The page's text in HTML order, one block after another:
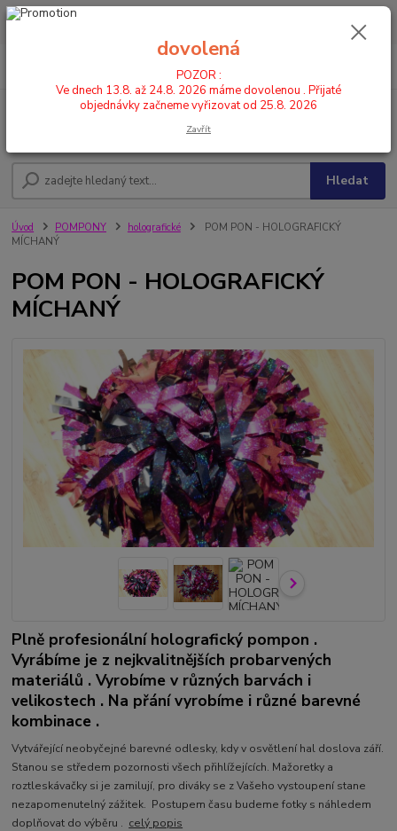
POZOR : Ve dnech 13.8. až 24.8. 2026 máme dovolenou . Přijaté
Hledat
Úvod POMPONY holografické
POM PON - HOLOGRAFICKÝ
MÍCHANÝ
POM PON - HOLOGRAFICKÝ
MÍCHANÝ
Plně profesionální holografický pompon .
Vyrábíme je z nejkvalitnějších probarvených
materiálů . Vyrobíme v různých barvách i
velikostech . Na přání vyrobíme i různé barevné
kombinace .
Vytvářející neobyčejné barevné odlesky, kdy v osvětlení hal doslova září.
Stanou se středem pozornosti všech přihlížejících. Mažoretky a
roztleskávačky si je zamilují, pro diváky se z Vašeho vystoupení stane
nezapomenutelný zážitek. Postupem času budeme fotky s náhledem
doplňovat do výběru . celý popis
dovolená
POZOR :
Ve dnech 13.8. až 24.8. 2026 máme dovolenou . Přijaté
objednávky začneme vyřizovat od 25.8. 2026
Zavřít